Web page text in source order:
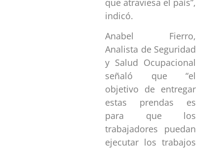
que atraviesa el país”,
indicó.
Anabel Fierro,
Analista de Seguridad
y Salud Ocupacional
señaló que “el
objetivo de entregar
estas prendas es
para que los
trabajadores puedan
ejecutar los trabajos